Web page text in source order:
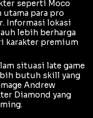
seperti Moco
para pro
. Informasi lokasi
lebih berharga
karakter premium
situasi late game
butuh skill yang
Andrew
Diamond yang
.